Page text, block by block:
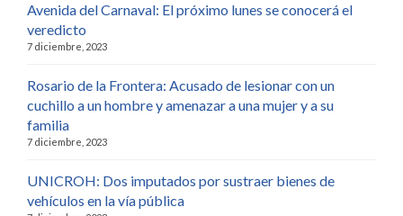
Avenida del Carnaval: El próximo lunes se conocerá el
veredicto
7 diciembre, 2023
Rosario de la Frontera: Acusado de lesionar con un
cuchillo a un hombre y amenazar a una mujer y a su
familia
7 diciembre, 2023
UNICROH: Dos imputados por sustraer bienes de
vehículos en la vía pública